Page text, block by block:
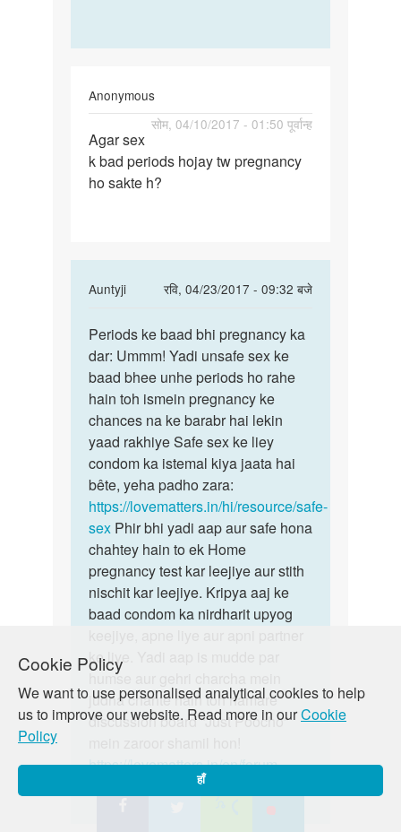
Cookie Policy
We want to use personalised analytical cookies to help
us to improve our website. Read more in ourCookie
Policy
हाँ
Anonymous
सोम, 04/10/2017 - 01:50 पूर्वान्ह
Agar
sex
k
Agar sex
k bad periods hojay tw pregnancy
ho sakte h?
Auntyji
रवि, 04/23/2017 - 09:32 बजे
In
to
Agar
sex
k
bad
periods
hojay
by
Anonymous
Periods
ke
baad
bhi
Periods ke baad bhi pregnancy ka
dar: Ummm! Yadi unsafe sex ke
baad bhee unhe periods ho rahe
hain toh ismein pregnancy ke
chances na ke barabr hai lekin
yaad rakhiye Safe sex ke liey
condom ka istemal kiya jaata hai
bête, yeha padho zara:
https://lovematters.in/hi/resource/safe-
sex Phir bhi yadi aap aur safe hona
chahtey hain to ek Home
pregnancy test kar leejiye aur stith
nischit kar leejiye. Kripya aaj ke
baad condom ka nirdharit upyog
ke liye. Yadi aap is mudde par
humse aur gehri charcha mein
judna chahte hain toh hamare
discussion board “Just Poocho”
https://lovematters.in/en/forum